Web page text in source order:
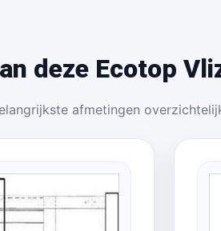
deze Ecotop
afmetingen